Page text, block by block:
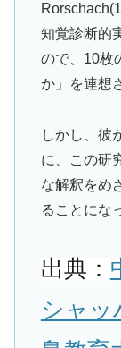
知覚診断的
ので、10枚
か」を連想
しかし、彼
に、この研
な解釈をめ
ることにな
出典：
シャッ